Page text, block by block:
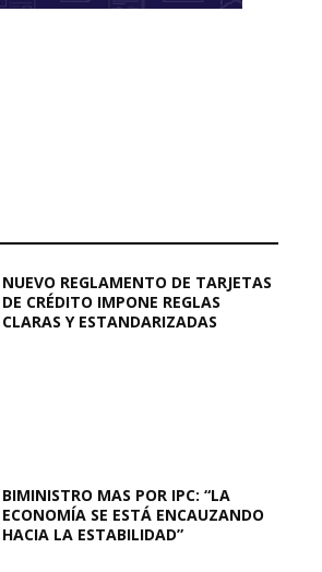
NUEVO REGLAMENTO DE TARJETAS
DE CRÉDITO IMPONE REGLAS
CLARAS Y ESTANDARIZADAS
BIMINISTRO MAS POR IPC: “LA
ECONOMÍA SE ESTÁ ENCAUZANDO
HACIA LA ESTABILIDAD”